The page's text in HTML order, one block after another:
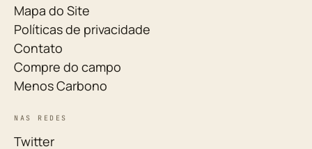
Mapa do Site
Políticas de privacidade
Contato
Compre do campo
Menos Carbono
NAS REDES
Twitter